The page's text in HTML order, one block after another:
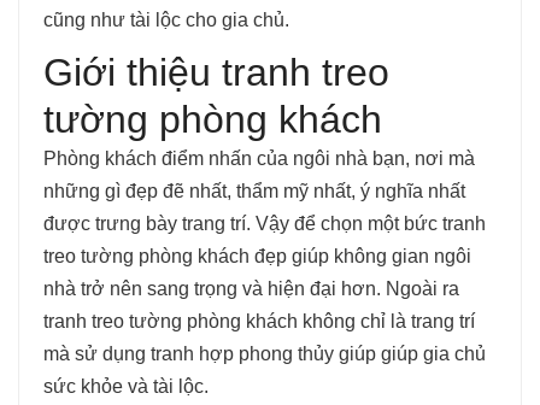
cũng như tài lộc cho gia chủ.
Giới thiệu tranh treo
tường phòng khách
Phòng khách điểm nhấn của ngôi nhà bạn, nơi mà
những gì đẹp đẽ nhất, thẩm mỹ nhất, ý nghĩa nhất
được trưng bày trang trí. Vậy để chọn một bức tranh
treo tường phòng khách đẹp giúp không gian ngôi
nhà trở nên sang trọng và hiện đại hơn. Ngoài ra
tranh treo tường phòng khách không chỉ là trang trí
mà sử dụng tranh hợp phong thủy giúp giúp gia chủ
sức khỏe và tài lộc.